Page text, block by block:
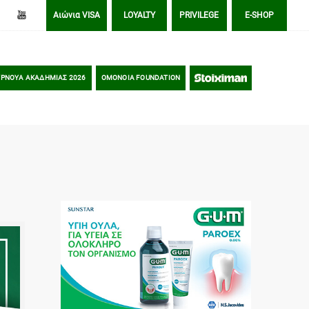
Αιώνια VISA LOYALTY PRIVILEGE E-SHOP
ΑΚΑΔΗΜΙΑΣ 2026 OMONOIA FOUNDATION STOIXIMAN